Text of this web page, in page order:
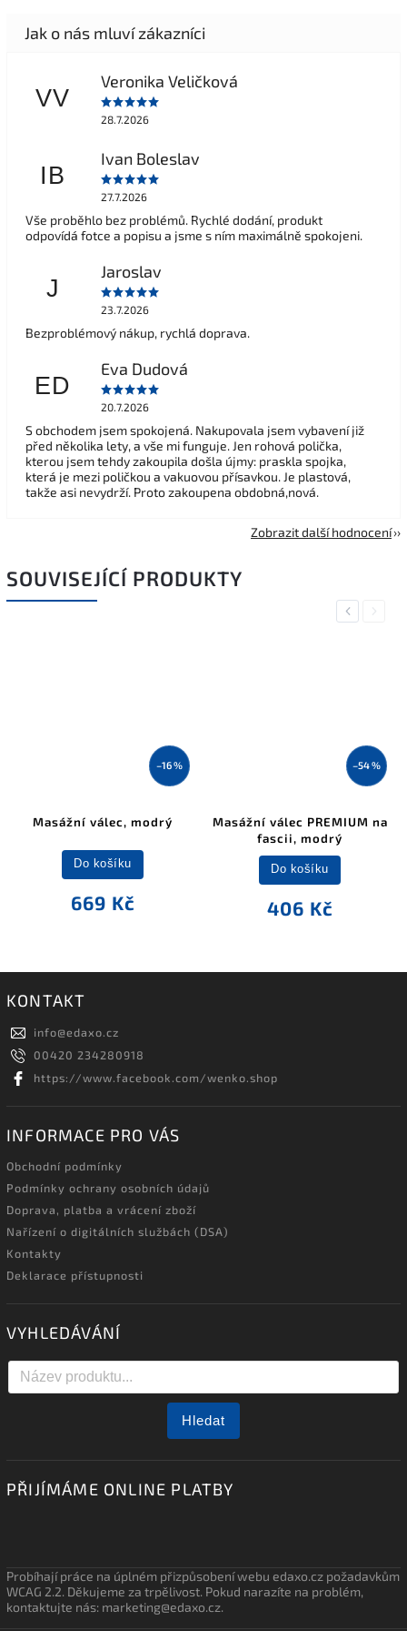
VV
Veronika Veličková
28.7.2026
IB
Ivan Boleslav
27.7.2026
Vše proběhlo bez problémů. Rychlé dodání, produkt
odpovídá fotce a popisu a jsme s ním maximálně spokojeni.
J
Jaroslav
23.7.2026
Bezproblémový nákup, rychlá doprava.
ED
Eva Dudová
20.7.2026
S obchodem jsem spokojená. Nakupovala jsem vybavení již
před několika lety, a vše mi funguje. Jen rohová polička,
kterou jsem tehdy zakoupila došla újmy: praskla spojka,
která je mezi poličkou a vakuovou přísavkou. Je plastová,
takže asi nevydrží. Proto zakoupena obdobná,nová.
Zobrazit další hodnocení
SOUVISEJÍCÍ PRODUKTY
Previous
–16 %
Masážní válec, modrý
669 Kč
Do košíku
–54 %
Masážní válec PREMIUM na
fascii, modrý
406 Kč
Do košíku
Next
KONTAKT
info@edaxo.cz
00420 234280918
https://www.facebook.com/wenko.shop
INFORMACE PRO VÁS
Obchodní podmínky
Podmínky ochrany osobních údajů
Doprava, platba a vrácení zboží
Nařízení o digitálních službách (DSA)
Kontakty
Deklarace přístupnosti
VYHLEDÁVÁNÍ
Hledat
PŘIJÍMÁME ONLINE PLATBY
Probíhají práce na úplném přizpůsobení webu edaxo.cz požadavkům
WCAG 2.2. Děkujeme za trpělivost. Pokud narazíte na problém,
kontaktujte nás: marketing@edaxo.cz.